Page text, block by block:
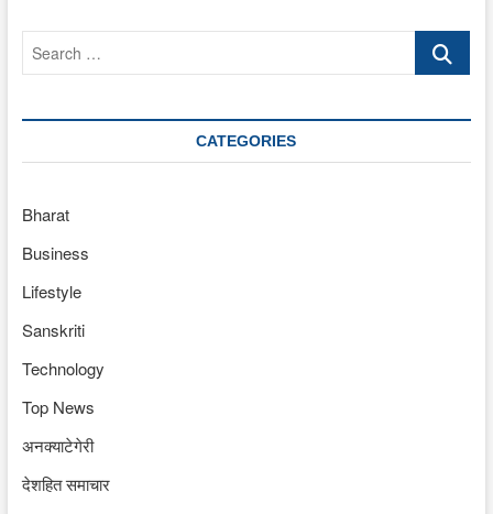
Search
CATEGORIES
Bharat
Business
Lifestyle
Sanskriti
Technology
Top News
अनक्याटेगेरी
देशहित समाचार